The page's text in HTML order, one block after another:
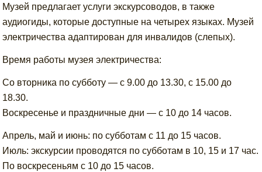
Музей предлагает услуги экскурсоводов, в также
аудиогиды, которые доступные на четырех языках. Музей
электричества адаптирован для инвалидов (слепых).
Время работы музея электричества:
Со вторника по субботу — с 9.00 до 13.30, с 15.00 до
18.30.
Воскресенье и праздничные дни — с 10 до 14 часов.
Апрель, май и июнь: по субботам с 11 до 15 часов.
Июль: экскурсии проводятся по субботам в 10, 15 и 17 час.
По воскресеньям с 10 до 15 часов.